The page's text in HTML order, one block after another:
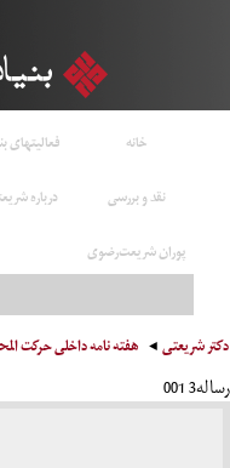
خانه فعالیتهای
نقد و بررسی
درباره
پوران شریعت‌رضوی
دکتر شریعتی هفته نامه داخلی حرکت
رساله3 001